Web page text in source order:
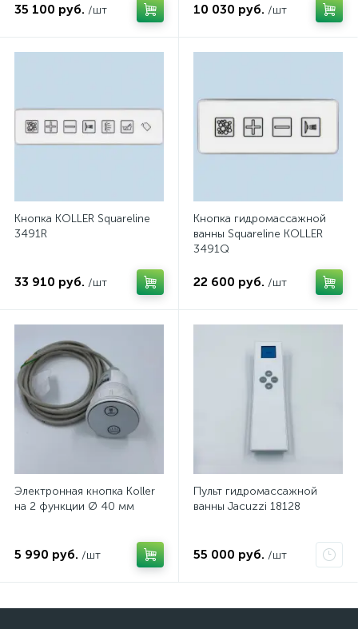
35 100 руб. /шт 10 030 руб. /шт
Кнопка KOLLER Squareline
3491R
33 910 руб. /шт
Кнопка гидромассажной
ванны Squareline KOLLER
3491Q
22 600 руб. /шт
Электронная кнопка Koller
на 2 функции Ø 40 мм
5 990 руб. /шт
Пульт гидромассажной
ванны Jacuzzi 18128
55 000 руб. /шт